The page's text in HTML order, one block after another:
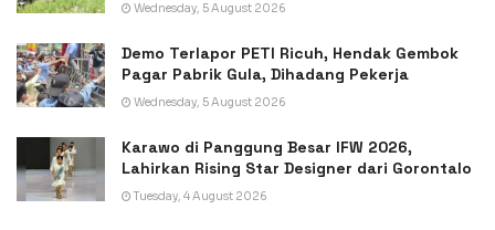
Wednesday, 5 August 2026
Demo Terlapor PETI Ricuh, Hendak Gembok
Pagar Pabrik Gula, Dihadang Pekerja
Wednesday, 5 August 2026
Karawo di Panggung Besar IFW 2026,
Lahirkan Rising Star Designer dari Gorontalo
Tuesday, 4 August 2026